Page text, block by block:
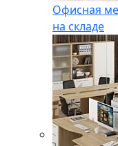
Офисная
на складе